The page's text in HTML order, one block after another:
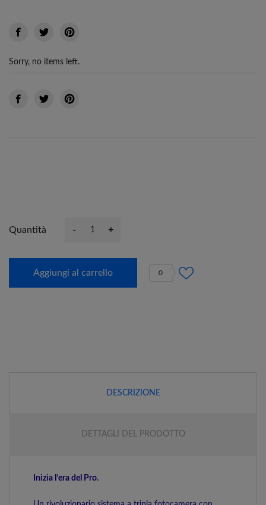
Sorry, no items left.
Quantità - +
Aggiungi al carrello 0
DESCRIZIONE
DETTAGLI DEL PRODOTTO
Inizia l’era del Pro.